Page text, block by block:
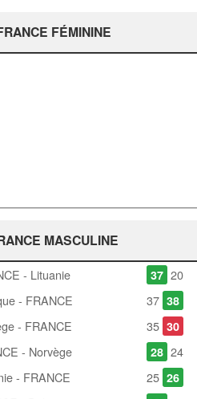
FÉMININE
MASCULINE
- Lituanie 37 20
- FRANCE 37 38
- FRANCE 35 30
- Norvège 28 24
- FRANCE 25 26